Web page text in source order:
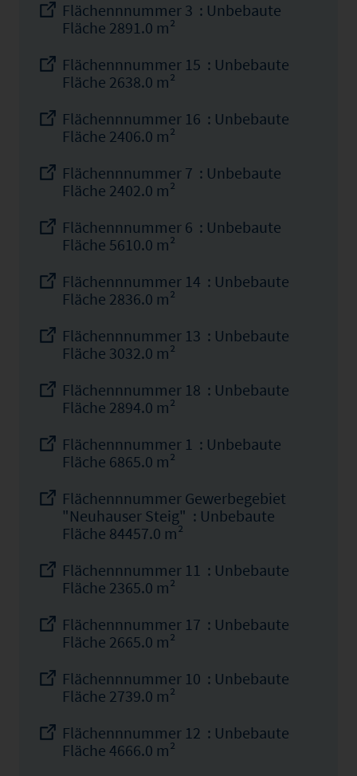
Flächennnummer 3 : Unbebaute
Fläche 2891.0 m²
Flächennnummer 15 : Unbebaute
Fläche 2638.0 m²
Flächennnummer 16 : Unbebaute
Fläche 2406.0 m²
Flächennnummer 7 : Unbebaute
Fläche 2402.0 m²
Flächennnummer 6 : Unbebaute
Fläche 5610.0 m²
Flächennnummer 14 : Unbebaute
Fläche 2836.0 m²
Flächennnummer 13 : Unbebaute
Fläche 3032.0 m²
Flächennnummer 18 : Unbebaute
Fläche 2894.0 m²
Flächennnummer 1 : Unbebaute
Fläche 6865.0 m²
Flächennnummer Gewerbegebiet
"Neuhauser Steig" : Unbebaute
Fläche 84457.0 m²
Flächennnummer 11 : Unbebaute
Fläche 2365.0 m²
Flächennnummer 17 : Unbebaute
Fläche 2665.0 m²
Flächennnummer 10 : Unbebaute
Fläche 2739.0 m²
Flächennnummer 12 : Unbebaute
Fläche 4666.0 m²